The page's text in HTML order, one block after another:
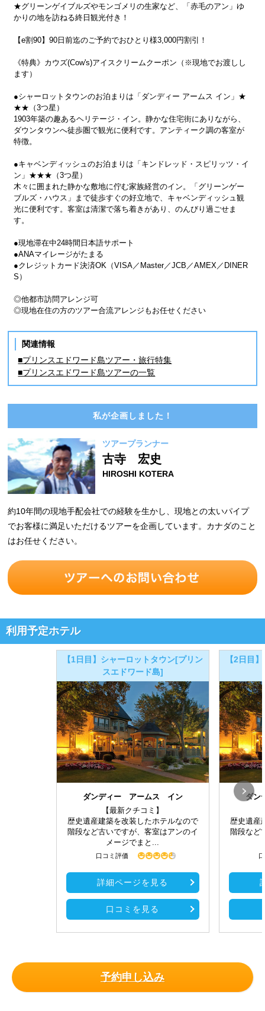
★グリーンゲイブルズやモンゴメリの生家など、「赤毛のアン」ゆ
かりの地を訪ねる終日観光付き！
【e割90】90日前迄のご予約でおひとり様3,000円割引！
《特典》カウズ(Cow's)アイスクリームクーポン（※現地でお渡しし
ます）
●シャーロットタウンのお泊まりは「ダンディー アームス イン」★
★★（3つ星）
1903年築の趣あるヘリテージ・イン。静かな住宅街にありながら、
ダウンタウンへ徒歩圏で観光に便利です。アンティーク調の客室が
特徴。
●キャベンディッシュのお泊まりは「キンドレッド・スピリッツ・イ
ン」★★★（3つ星）
木々に囲まれた静かな敷地に佇む家族経営のイン。「グリーンゲー
ブルズ・ハウス」まで徒歩すぐの好立地で、キャベンディッシュ観
光に便利です。客室は清潔で落ち着きがあり、のんびり過ごせま
す。
●現地滞在中24時間日本語サポート
●ANAマイレージがたまる
●クレジットカード決済OK（VISA／Master／JCB／AMEX／DINER
S）
◎他都市訪問アレンジ可
◎現地在住の方のツアー合流アレンジもお任せください
関連情報
■プリンスエドワード島ツアー・旅行特集
■プリンスエドワード島ツアーの一覧
私が企画しました！
ツアープランナー
古寺 宏史
HIROSHI KOTERA
約10年間の現地手配会社での経験を生かし、現地との太いパイプ
でお客様に満足いただけるツアーを企画しています。カナダのこと
はお任せください。
利用予定ホテル
【1日目】シャーロットタウン[プリン
スエドワード島]
ダンディー アームス イン
【最新クチコミ】
歴史遺産建築を改装したホテルなので
階段など古いですが、客室はアンのイ
メージでまと...
口コミ評価
詳細ページを見る
口コミを見る
【2日目
ダン
歴史遺産
階段など
予約申し込み